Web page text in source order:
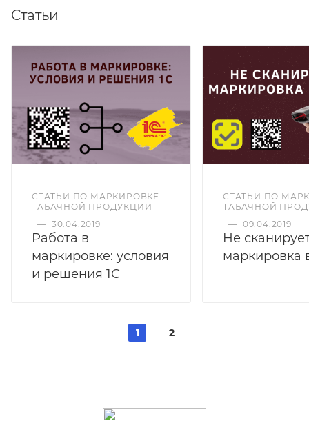
Статьи
СТАТЬИ ПО МАРКИРОВКЕ
ТАБАЧНОЙ ПРОДУКЦИИ
— 30.04.2019
Работа в
маркировке: условия
и решения 1С
СТАТЬИ ПО
ТАБАЧНОЙ
— 09.04.2019
Не
маркировка
1 2